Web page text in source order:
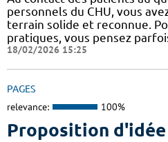
personnels du CHU, vous
terrain solide et reconnue.
pratiques, vous pensez
18/02/2026 15:25
PAGES
relevance: 100%
Proposition